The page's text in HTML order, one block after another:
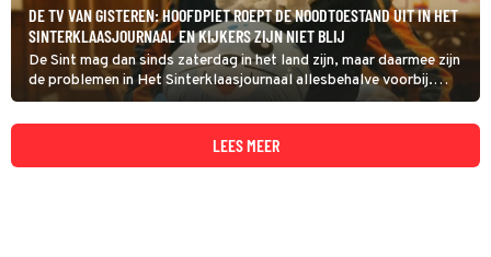
DE TV VAN GISTEREN: HOOFDPIET ROEPT DE NOODTOESTAND UIT IN HET
SINTERKLAASJOURNAAL EN KIJKERS ZIJN NIET BLIJ
De Sint mag dan sinds zaterdag in het land zijn, maar daarmee zijn
de problemen in Het Sinterklaasjournaal allesbehalve voorbij.
Sterker nog: dinsdag zag Hoofdpiet zich zelfs genoodzaakt de
noodtoestand uit te roepen.
LEES MEER